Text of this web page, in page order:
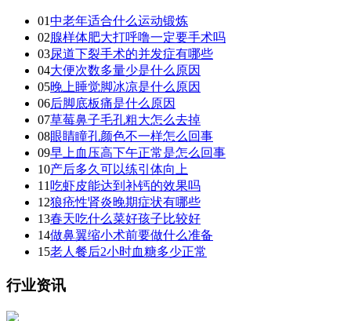
01中老年适合什么运动锻炼
02腺样体肥大打呼噜一定要手术吗
03尿道下裂手术的并发症有哪些
04大便次数多量少是什么原因
05晚上睡觉脚冰凉是什么原因
06后脚底板痛是什么原因
07草莓鼻子毛孔粗大怎么去掉
08眼睛瞳孔颜色不一样怎么回事
09早上血压高下午正常是怎么回事
10产后多久可以练引体向上
11 吃虾皮能达到补钙的效果吗
12狼疮性肾炎晚期症状有哪些
13春天吃什么菜好孩子比较好
14做鼻翼缩小术前要做什么准备
15老人餐后2小时血糖多少正常
行业资讯